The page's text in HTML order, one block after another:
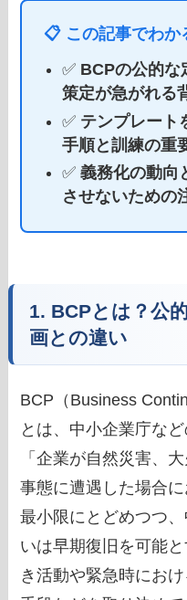
📋 この記事でわか
✅ BCPの公的な
策定が急がれる
✅ テンプレート
手順と訓練の重
✅義務化の動向
させないための
1. BCPとは？公
画との違い
BCP（Business
とは、中小企業庁な
「企業が自然災害、
事態に遭遇した場合
最小限にとどめつつ
いは早期復旧を可能
き活動や緊急時にお